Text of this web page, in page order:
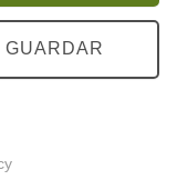
GUARDAR